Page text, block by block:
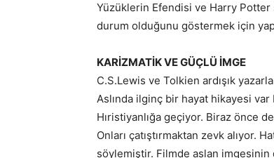
Yüzüklerin Efendisi ve Harry
durum olduğunu göstermek için
KARİZMATİK VE GÜÇLÜ İMGE
C.S.Lewis ve Tolkien ardışık
Aslında ilginç bir hayat hikayesi
Hıristiyanlığa geçiyor. Biraz önce
Onları çatıştırmaktan zevk alıyor.
söylemiştir. Filmde aslan